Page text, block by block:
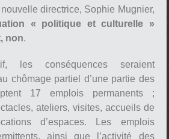
directrice, Sophie Mugnier,
« politique et culturelle »
non.
les conséquences seraient
chômage partiel d’une partie des
17 emplois permanents ;
ateliers, visites, accueils de
d’espaces. Les emplois
ainsi que l’activité des